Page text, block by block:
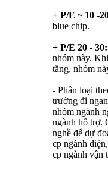
+ P/E ~ 10 -
blue chip.
+ P/E 20 - 30:
nhóm này.
tăng, nhóm
- Phân loại
trường đi
nhóm ngành
ngành hỗ trợ.
nghề để dự
cp ngành
cp ngành vận